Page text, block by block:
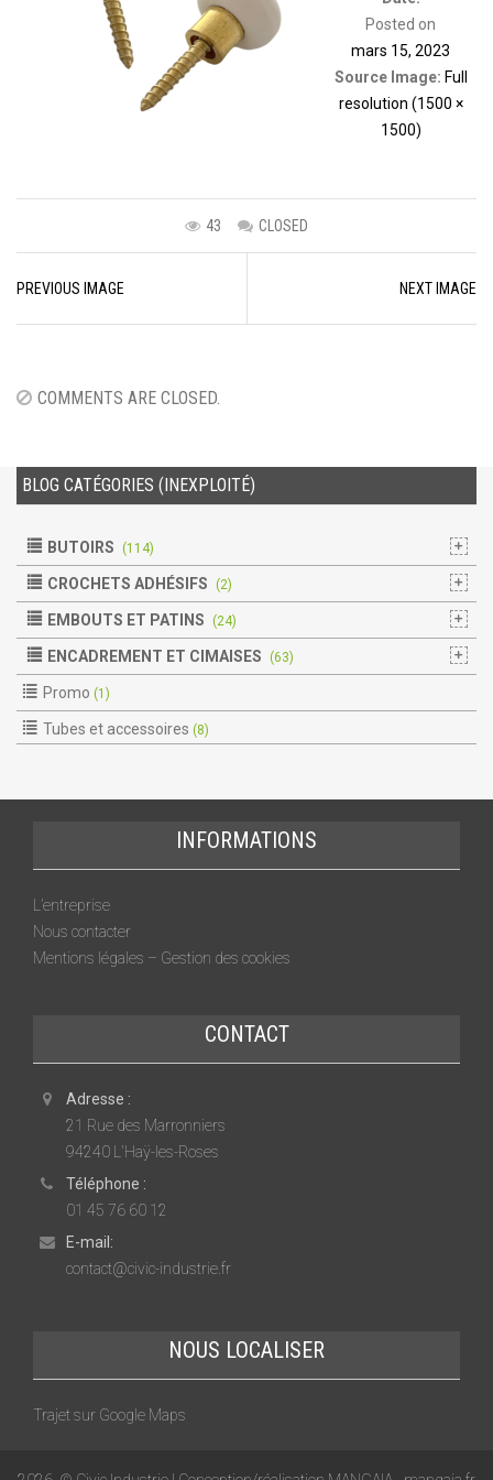
Posted on
mars 15, 2023
Source Image: Full
resolution (1500 ×
1500)
43 CLOSED
navigation
PREVIOUS IMAGE NEXT IMAGE
COMMENTS ARE CLOSED.
BLOG CATÉGORIES (INEXPLOITÉ)
BUTOIRS (114)
CROCHETS ADHÉSIFS (2)
EMBOUTS ET PATINS (24)
ENCADREMENT ET CIMAISES (63)
Promo (1)
Tubes et accessoires (8)
INFORMATIONS
L’entreprise
Nous contacter
Mentions légales – Gestion des cookies
CONTACT
Adresse :
21 Rue des Marronniers
94240 L'Haÿ-les-Roses
Téléphone :
01 45 76 60 12
E-mail:
contact@civic-industrie.fr
NOUS LOCALISER
Trajet sur Google Maps